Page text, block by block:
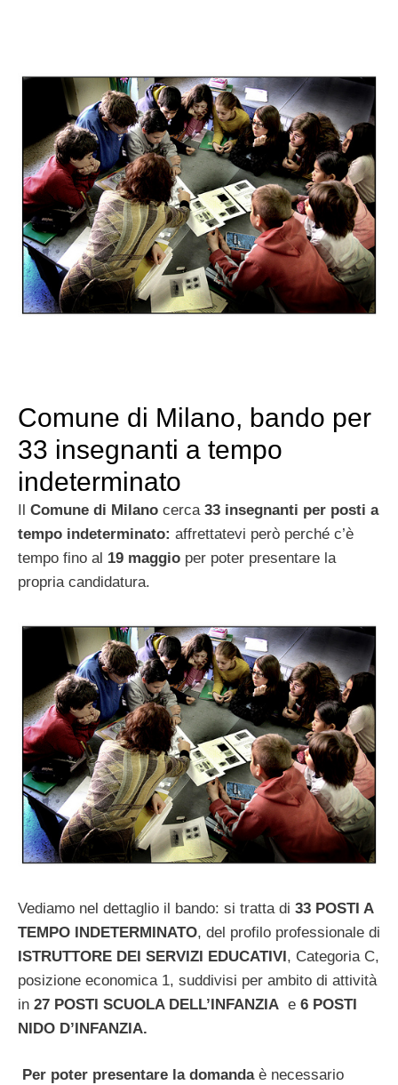
Comune di Milano, bando per
33 insegnanti a tempo
indeterminato
Il Comune di Milano cerca 33 insegnanti per posti a
tempo indeterminato: affrettatevi però perché c’è
tempo fino al 19 maggio per poter presentare la
propria candidatura.
Vediamo nel dettaglio il bando: si tratta di 33 POSTI A
TEMPO INDETERMINATO, del profilo professionale di
ISTRUTTORE DEI SERVIZI EDUCATIVI, Categoria C,
posizione economica 1, suddivisi per ambito di attività
in 27 POSTI SCUOLA DELL’INFANZIA e 6 POSTI
NIDO D’INFANZIA.
Per poter presentare la domanda è necessario